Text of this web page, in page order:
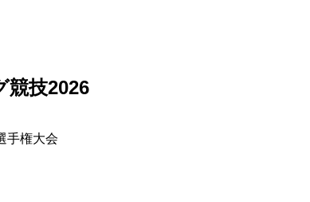
競技2026
手権大会